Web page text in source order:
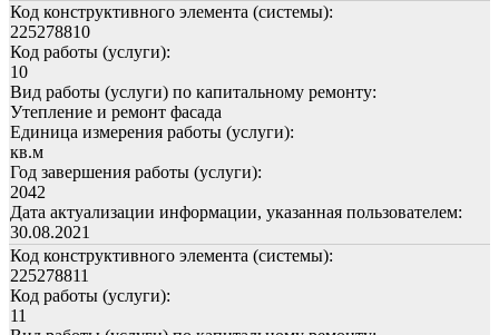
Код конструктивного элемента (системы):
225278810
Код работы (услуги):
10
Вид работы (услуги) по капитальному ремонту:
Утепление и ремонт фасада
Единица измерения работы (услуги):
кв.м
Год завершения работы (услуги):
2042
Дата актуализации информации, указанная пользователем:
30.08.2021
Код конструктивного элемента (системы):
225278811
Код работы (услуги):
11